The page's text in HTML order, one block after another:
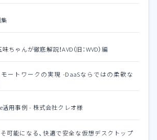
ちゃんが徹底解説！AVD（旧：WVD）編
ートワークの実現 -DaaSならではの柔軟な
用事例 - 株式会社クレオ様
可能になる、快適で安全な仮想デスクトップ